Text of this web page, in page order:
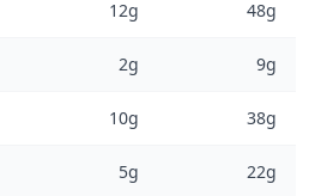
12g 48g
2g 9g
10g 38g
5g 22g